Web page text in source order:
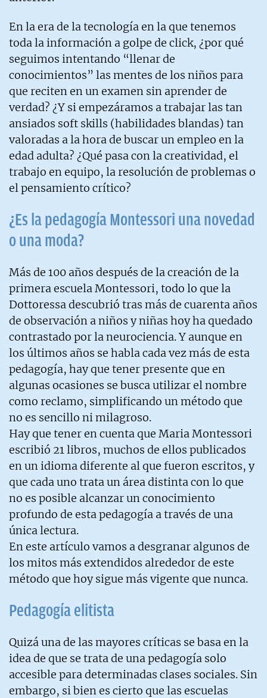
En la era de la tecnología en la que tenemos
toda la información a golpe de click, ¿por qué
seguimos intentando “llenar de
conocimientos” las mentes de los niños para
que reciten en un examen sin aprender de
verdad? ¿Y si empezáramos a trabajar las tan
ansiados soft skills (habilidades blandas) tan
valoradas a la hora de buscar un empleo en la
edad adulta? ¿Qué pasa con la creatividad, el
trabajo en equipo, la resolución de problemas o
el pensamiento crítico?
¿Es la pedagogía Montessori una novedad
o una moda?
Más de 100 años después de la creación de la
primera escuela Montessori, todo lo que la
Dottoressa descubrió tras más de cuarenta años
de observación a niños y niñas hoy ha quedado
contrastado por la neurociencia. Y aunque en
los últimos años se habla cada vez más de esta
pedagogía, hay que tener presente que en
algunas ocasiones se busca utilizar el nombre
como reclamo, simplificando un método que
no es sencillo ni milagroso.
Hay que tener en cuenta que Maria Montessori
escribió 21 libros, muchos de ellos publicados
en un idioma diferente al que fueron escritos, y
que cada uno trata un área distinta con lo que
no es posible alcanzar un conocimiento
profundo de esta pedagogía a través de una
única lectura.
En este artículo vamos a desgranar algunos de
los mitos más extendidos alrededor de este
método que hoy sigue más vigente que nunca.
Pedagogía elitista
Quizá una de las mayores críticas se basa en la
idea de que se trata de una pedagogía solo
accesible para determinadas clases sociales. Sin
embargo, si bien es cierto que las escuelas